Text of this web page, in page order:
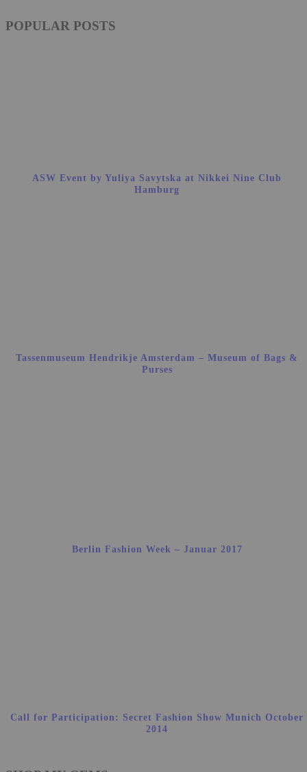
POPULAR POSTS
ASW Event by Yuliya Savytska at Nikkei Nine Club
Hamburg
Tassenmuseum Hendrikje Amsterdam – Museum of Bags &
Purses
Berlin Fashion Week – Januar 2017
Call for Participation: Secret Fashion Show Munich October
2014